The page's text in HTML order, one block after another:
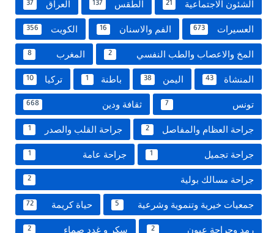
الشئون الاجتماعية 21 الطقس 137 العراق 37
العسيرات 673 الفم والاسنان 16 الكويت 356
المخ والاعصاب والطب النفسي 2 المغرب 8
المنشاة 43 اليمن 38 باطنة 1 تركيا 10
تونس 7 ثقافة ودين 668
جراحة العظام والمفاصل 2 جراحة القلب والصدر 1
جراحة تجميل 1 جراحة عامة 1
جراحة مسالك بولية 2
جمعيات خيرية وتنموية وشرعية 5 حياة كريمة 72
رمد وجراحة عيون 2 سكر و غدد صماء 2